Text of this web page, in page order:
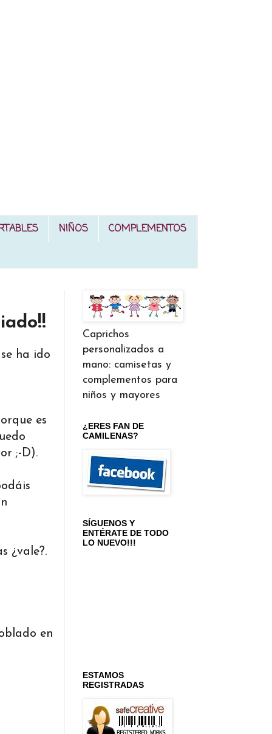
NIÑOS
COMPLEMENTOS
ha ido
es
;-D).
¿vale?.
en
Caprichos
personalizados a
mano: camisetas y
complementos para
niños y mayores
¿ERES FAN DE
CAMILENAS?
SÍGUENOS Y
ENTÉRATE DE TODO
LO NUEVO!!!
ESTAMOS
REGISTRADAS